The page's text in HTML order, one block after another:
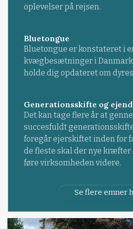
oplevelser på rejsen.
Bluetongue
Bluetongue er konstateret i
kvægbesætninger i
holde dig opdateret om
Generationsskifte og
Det kan tage flere år at
succesfuldt
foregår ejerskiftet inden for
de fleste skal der nye kræfter
føre virksomheden videre.
Se flere emner